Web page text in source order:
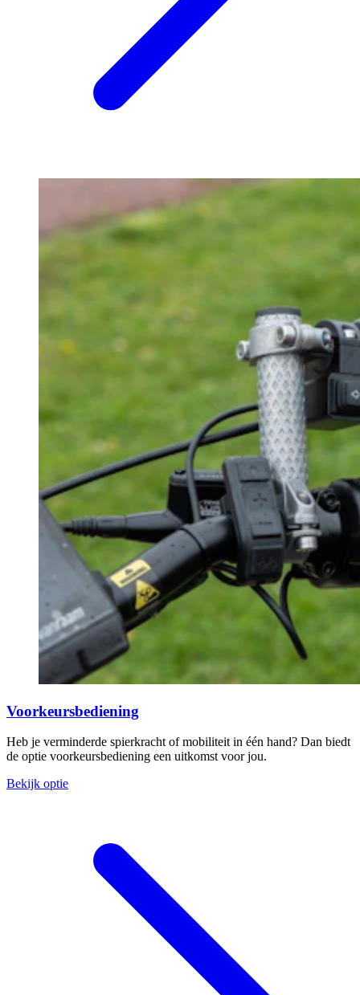
Voorkeursbediening
Heb je verminderde spierkracht of mobiliteit in één hand? Dan biedt
de optie voorkeursbediening een uitkomst voor jou.
Bekijk optie